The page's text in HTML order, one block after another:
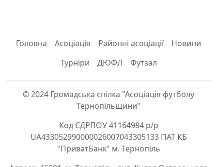
Головна Асоціація Районні асоціації
Новини
Турніри
ДЮФЛ Футзал
© 2024 Громадська спілка "Асоціація футболу
Тернопільщини"
Код ЄДРПОУ 41164984 р/р
UA433052990000026007043305133 ПАТ КБ
"ПриватБанк" м. Тернопіль